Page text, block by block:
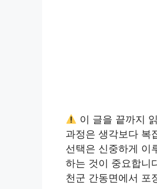
이 글을 끝까지
과정은 생각보다 복
선택은 신중하게 이
하는 것이 중요합니
천군 간동면에서 포